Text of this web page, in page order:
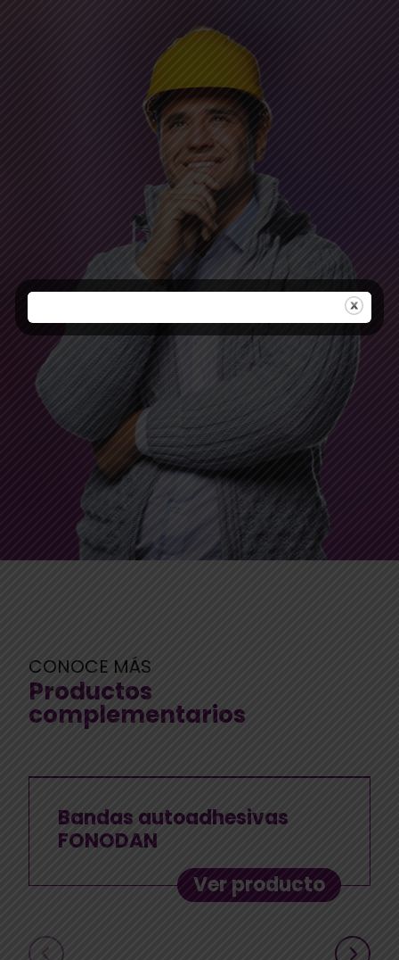
CONOCE MÁS
Productos
complementarios
Bandas autoadhesivas
FONODAN
Ver producto